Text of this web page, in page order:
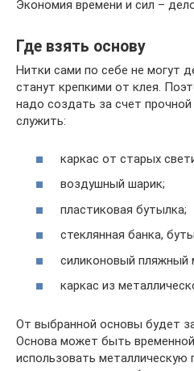
Экономия времени и сил –
Где взять основу
Нитки сами по себе не могут
станут крепкими от клея.
надо создать за счет
служить:
каркас от старых
воздушный шарик;
пластиковая бутылка;
стеклянная банка,
силиконовый пляжный
каркас из
От выбранной основы будет
Основа может быть
использовать металлическую